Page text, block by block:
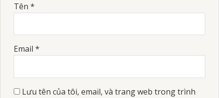
Tên *
Email *
Lưu tên của tôi, email, và trang web trong trình